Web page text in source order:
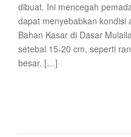
dibuat. Ini mencegah
dapat menyebabkan kondisi
Bahan Kasar di Dasar
setebal 15-20 cm, seperti
besar. […]